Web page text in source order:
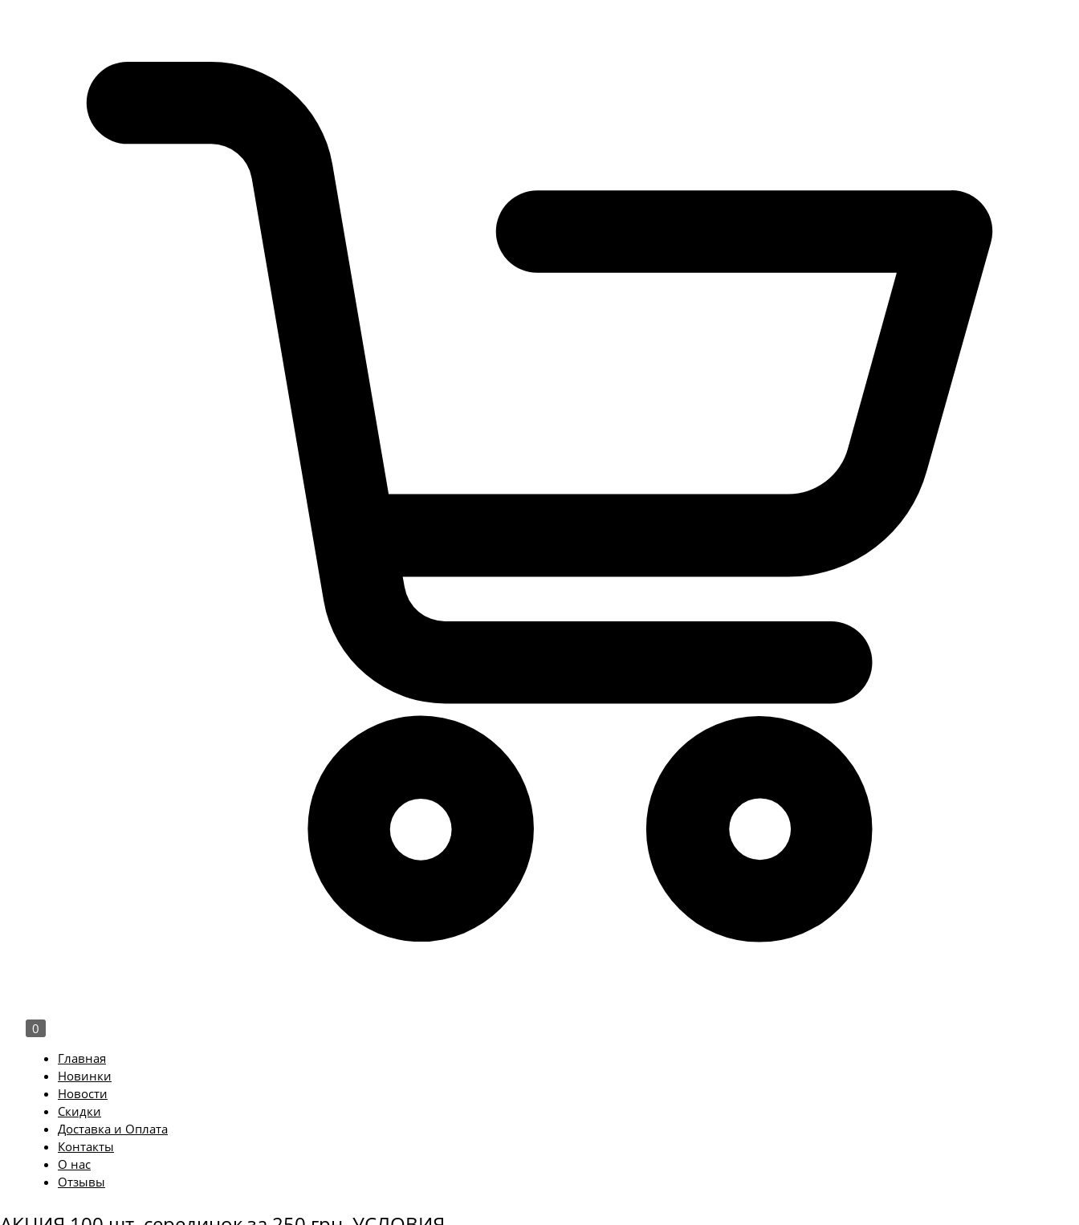
0
Главная
Новинки
Новости
Скидки
Доставка и Оплата
Контакты
О нас
Отзывы